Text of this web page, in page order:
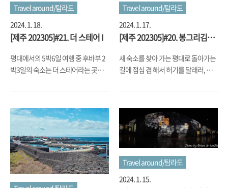
는 배를 타려고, 제주도 동쪽 끝 근처
마을에서 남서쪽 가장 끝에 있는 운진
항까지 달렸습니다. 그런데, 출발할
때부터 흐리고 비가 흩날리는 날씨여
서 걱정이 되었지만, 제주도는 날씨가
구역마다 천차만별이라 넘어가면 좀
다 보니 이 정도 높이에도 마을 전체가
다 보이는... 근데 여기가 밤에 나오니
밤바다를 바라 볼 수 있는... (물론 모기
도 있지만) 운치 있는 곳으로 변하더
군요. 저녁 식사를 포장해온 고등어회
를 먹고 난 다음에 바람을 쐴 겸 나와
봤더니, 평대 바다 너머로 등을 켜놓고
Travel around/탐라도
2024. 1. 18.
[제주 202305]#21. 더 스테어 I
평대에서의 5박6일 여행 중 후바부 2
박3일의 숙소는 더 스테어라는 곳이
오기 시작하면서부터 늘 1순위로 검
토했지만, 인기 있는 숙소라 이미 예약
이 되었다거나 아님 다른 사유로 못 갔
기 때문에, 이번에는 예약에 성공해서
들렸습니다. 일주동로에서 평대 바다
로 가는 마을 길로 들어서면 얼마 되지
Travel around/탐라도
2024. 1. 17.
[제주 202305]#20. 봉그리김밥
새 숙소를 찾아 가는 평대로 돌아가는
길에 점심 겸 해서 허기를 달래러, 세
해서 들러봤습니다. 뭔가, 자꾸 좀 대
단한(?) 음식을 먹기도 해서, 그냥 분
식이 너무 땡기기도 해서, '봉그리김
밥'이라고 하는 가게에 들렀습니다.
어느 동네의 조그만 분식집처럼 가게
는 작고 아담했는데, 음식 맛은 꽤 맛
Travel around/탐라도
2024. 1. 15.